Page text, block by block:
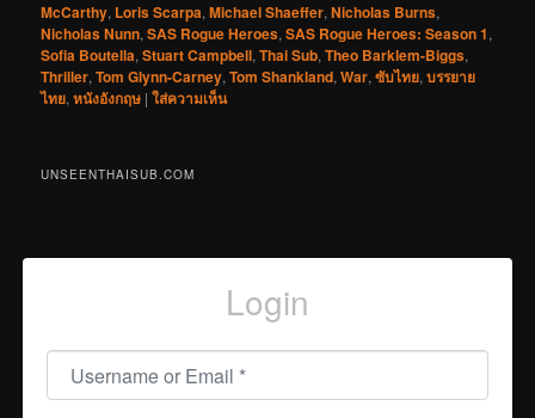
McCarthy, Loris Scarpa,Michael Shaeffer,Nicholas Burns,
Nicholas Nunn,SAS Rogue Heroes,SAS Rogue Heroes: Season 1,
Sofia Boutella,Stuart Campbell,Thai Sub,Theo Barklem-Biggs,
Thriller,Tom Glynn-Carney,Tom Shankland,War,ซับไทย,บรรยาย
ไทย,หนังอังกฤษ |ใส่ความเห็น
UNSEENTHAISUB.COM
Login
Username or Email